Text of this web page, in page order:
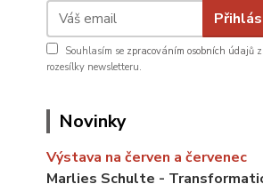
Souhlasím se zpracováním osobních údajů
rozesílky newsletteru.
Novinky
Výstava na červen a červenec
Marlies Schulte -